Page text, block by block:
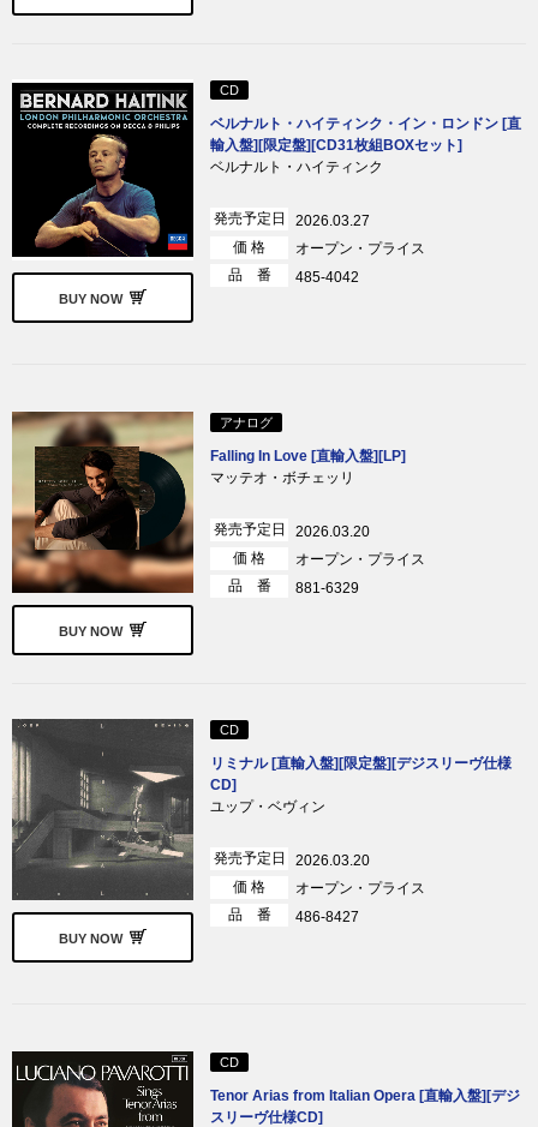
BUY NOW
CD
ベルナルト・ハイティンク・イン・ロンドン [直
輸入盤][限定盤][CD31枚組BOXセット]
ベルナルト・ハイティンク
発売予定日
2026.03.27
価 格
オープン・プライス
品 番
485-4042
BUY NOW
アナログ
Falling In Love [直輸入盤][LP]
マッテオ・ボチェッリ
発売予定日
2026.03.20
価 格
オープン・プライス
品 番
881-6329
BUY NOW
CD
リミナル [直輸入盤][限定盤][デジスリーヴ仕様
CD]
ユップ・ベヴィン
発売予定日
2026.03.20
価 格
オープン・プライス
品 番
486-8427
CD
Tenor Arias from Italian Opera [直輸入盤][デジ
スリーヴ仕様CD]